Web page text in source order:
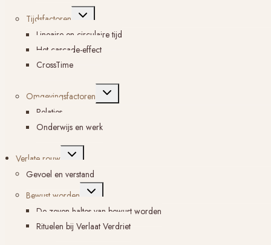
Tijdsfactoren
Toggle
submenu
Lineaire en circulaire tijd
Het cascade-effect
CrossTime
Omgevingsfactoren
Toggle
submenu
Relaties
Onderwijs en werk
Verlate rouw
Toggle
submenu
Gevoel en verstand
Bewust worden
Toggle
submenu
De zeven haltes van bewust worden
Rituelen bij Verlaat Verdriet